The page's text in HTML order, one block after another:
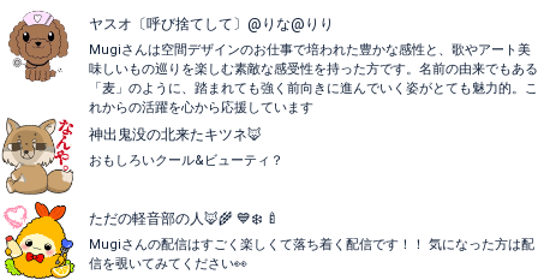
ヤスオ〔呼び捨てして〕@りな@りり
Mugiさんは空間デザインのお仕事で培われた豊かな感性と、歌やアート美
味しいもの巡りを楽しむ素敵な感受性を持った方です。名前の由来でもある
「麦」のように、踏まれても強く前向きに進んでいく姿がとても魅力的。こ
れからの活躍を心から応援しています
神出鬼没の北来たキツネ🦊
おもしろいクール&ビューティ？
ただの軽音部の人🦊🌾 💙❄️ 🍼
Mugiさんの配信はすごく楽しくて落ち着く配信です！！ 気になった方は配
信を覗いてみてください👀